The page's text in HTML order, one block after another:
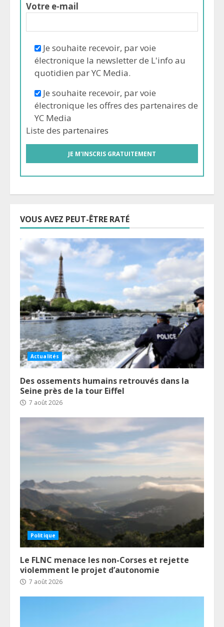
Votre e-mail
Je souhaite recevoir, par voie
électronique la newsletter de L'info au
quotidien par YC Media.
Je souhaite recevoir, par voie
électronique les offres des partenaires de
YC Media
Liste des partenaires
VOUS AVEZ PEUT-ÊTRE RATÉ
Actualités
Des ossements humains retrouvés dans la
Seine près de la tour Eiffel
7 août 2026
Politique
Le FLNC menace les non-Corses et rejette
violemment le projet d’autonomie
7 août 2026